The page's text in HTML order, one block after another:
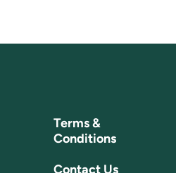
Terms &
Conditions
Contact Us